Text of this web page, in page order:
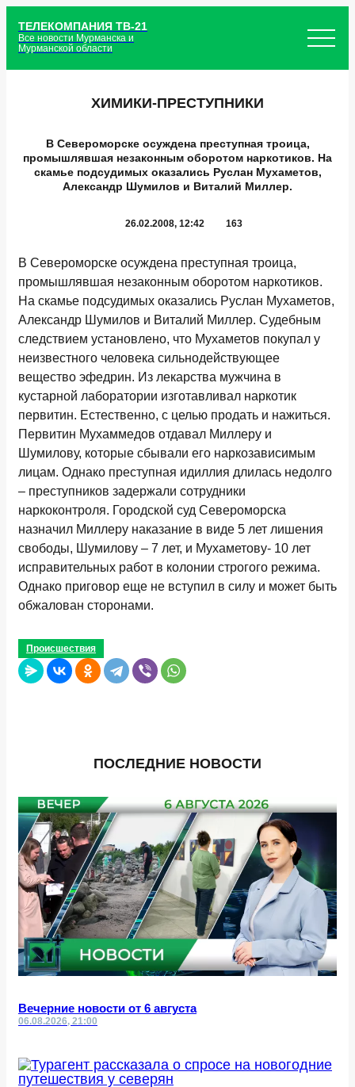
ТЕЛЕКОМПАНИЯ ТВ-21
Все новости Мурманска и
Мурманской области
ХИМИКИ-ПРЕСТУПНИКИ
В Североморске осуждена преступная троица,
промышлявшая незаконным оборотом наркотиков. На
скамье подсудимых оказались Руслан Мухаметов,
Александр Шумилов и Виталий Миллер.
26.02.2008, 12:42 163
В Североморске осуждена преступная троица,
промышлявшая незаконным оборотом наркотиков.
На скамье подсудимых оказались Руслан Мухаметов,
Александр Шумилов и Виталий Миллер. Судебным
следствием установлено, что Мухаметов покупал у
неизвестного человека сильнодействующее
вещество эфедрин. Из лекарства мужчина в
кустарной лаборатории изготавливал наркотик
первитин. Естественно, с целью продать и нажиться.
Первитин Мухаммедов отдавал Миллеру и
Шумилову, которые сбывали его наркозависимым
лицам. Однако преступная идиллия длилась недолго
– преступников задержали сотрудники
наркоконтроля. Городской суд Североморска
назначил Миллеру наказание в виде 5 лет лишения
свободы, Шумилову – 7 лет, и Мухаметову- 10 лет
исправительных работ в колонии строгого режима.
Однако приговор еще не вступил в силу и может быть
обжалован сторонами.
Происшествия
ПОСЛЕДНИЕ НОВОСТИ
Вечерние новости от 6 августа
06.08.2026, 21:00